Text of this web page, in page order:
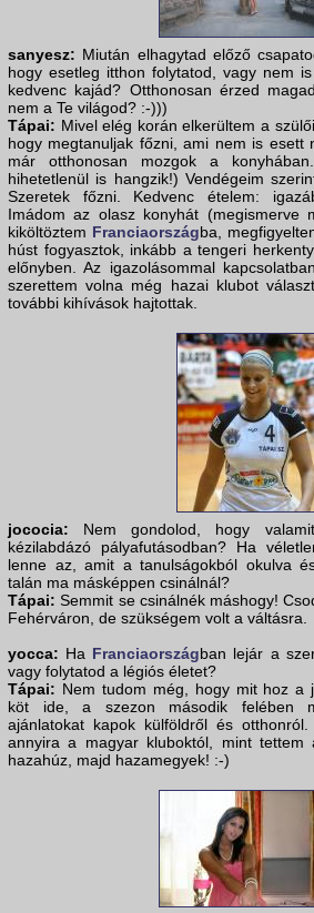
sanyesz: Miután elhagytad előző
hogy esetleg itthon folytatod, vagy nem
kedvenc kajád? Otthonosan érzed
nem a Te világod? :-)))
Tápai: Mivel elég korán elkerültem a
hogy megtanuljak főzni, ami nem is esett
már otthonosan mozgok a
hihetetlenül is hangzik!) Vendégeim
Szeretek főzni. Kedvenc ételem:
Imádom az olasz konyhát (megismerve
kiköltöztem Franciaországba,
húst fogyasztok, inkább a tengeri
előnyben. Az igazolásommal
szerettem volna még hazai klubot
további kihívások hajtottak.
jococia: Nem gondolod, hogy
kézilabdázó pályafutásodban? Ha
lenne az, amit a tanulságokból okulva
talán ma másképpen csinálnál?
Tápai: Semmit se csinálnék máshogy!
Fehérváron, de szükségem volt a váltásra.
yocca: Ha Franciaországban lejár a
vagy folytatod a légiós életet?
Tápai: Nem tudom még, hogy mit hoz a
köt ide, a szezon második felében
ajánlatokat kapok külföldről és
annyira a magyar kluboktól, mint
hazahúz, majd hazamegyek! :-)